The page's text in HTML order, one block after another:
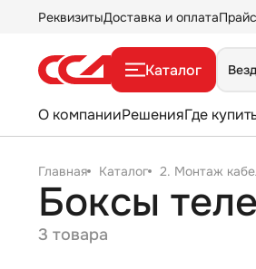
РеквизитыДоставка и оплата
Каталог
О компанииРешенияГде
Главная Каталог 2. Монтаж
Боксы
3 товара